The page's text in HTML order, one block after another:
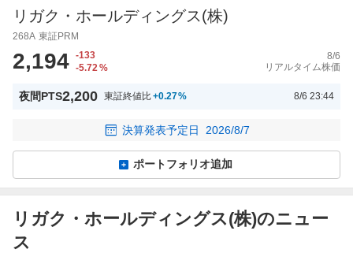
リガク・ホールディングス(株)
268A 東証PRM
2,194 -133
-5.72 %
8/6
リアルタイム株価
夜間PTS2,200 東証終値比+0.27% 8/6 23:44
決算発表予定日 2026/8/7
ポートフォリオ追加
リガク・ホールディングス(株)のニュー
ス